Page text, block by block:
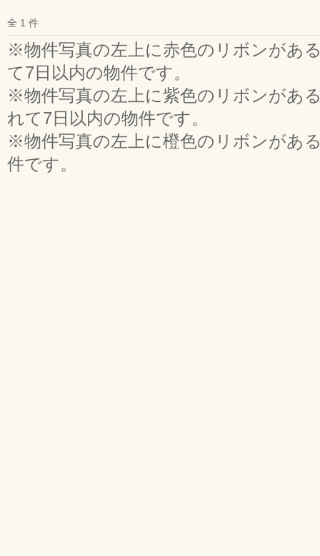
全 1 件
※物件写真の左上に赤色のリボンがあ
て7日以内の物件です。
※物件写真の左上に紫色のリボンがあ
れて7日以内の物件です。
※物件写真の左上に橙色のリボンがあ
件です。